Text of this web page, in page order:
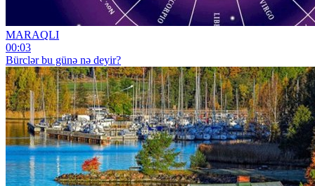
MARAQLI
00:03
Bürclər bu günə nə deyir?